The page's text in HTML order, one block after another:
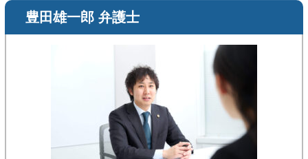
分野
不倫慰謝料
豊田雄一郎 弁護士